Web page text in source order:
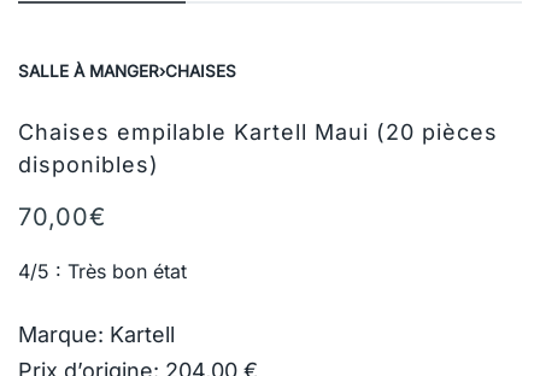
SALLE À MANGER›CHAISES
Chaises empilable Kartell Maui (20 pièces
disponibles)
70,00€
4/5 : Très bon état
Marque: Kartell
Prix d’origine: 204,00 €